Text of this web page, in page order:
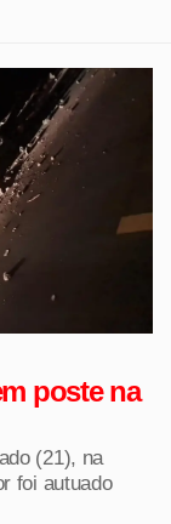
poste na
(21), na
foi autuado